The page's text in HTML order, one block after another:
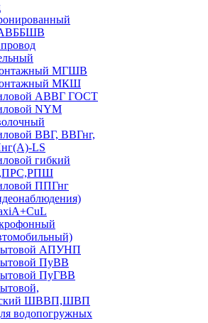
МГШВ
МКШ
АВВГ ГОСТ
NYM
ВВГ, ВВГнг,
LS
гибкий
ППГнг
АПУНП
ПуВВ
ПуГВВ
ШВВП,ШВП
водопогружных